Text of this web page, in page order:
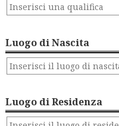
Luogo di Nascita
Luogo di Residenza